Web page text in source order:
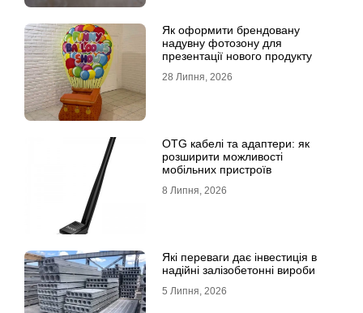
Як оформити брендовану
надувну фотозону для
презентації нового продукту
28 Липня, 2026
OTG кабелі та адаптери: як
розширити можливості
мобільних пристроїв
8 Липня, 2026
Які переваги дає інвестиція в
надійні залізобетонні вироби
5 Липня, 2026